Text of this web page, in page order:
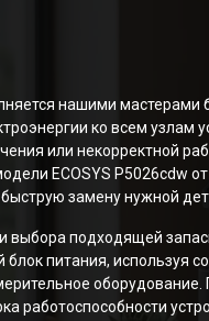
нашими мастерами
ко всем узлам
или некорректной
ECOSYS P5026cdw
замену нужной
выбора подходящей
питания, используя
оборудование.
работоспособности